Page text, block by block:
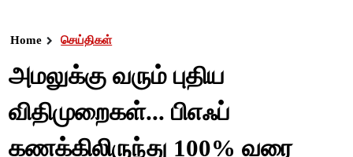
Home செய்திகள்
அமலுக்கு வரும் புதிய
விதிமுறைகள்... பிஎஃப்
கணக்கிலிருந்து 100% வரை